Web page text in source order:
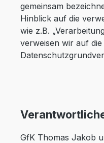
gemeinsam
Hinblick auf die
wie z.B.
verweisen wir auf
GfK Thomas Jakob